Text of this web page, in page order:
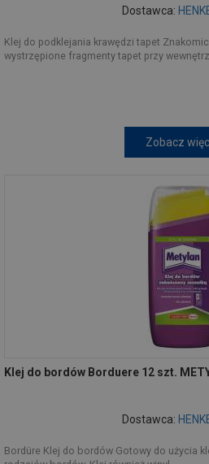
Dostawca:
Klej do podklejania krawędzi tapet
wystrzępione fragmenty tapet przy
Zobacz
Klej do bordów Borduere 12 szt.
Dostawca:
Bordüre Klej do bordów Gotowy do użycia